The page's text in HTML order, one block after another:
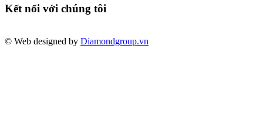
Kết nối với chúng tôi
© Web designed by Diamondgroup.vn